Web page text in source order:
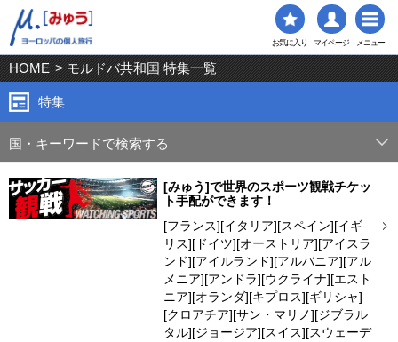
お気に入り マイページ メニュー
HOME > モルドバ共和国 特集一覧
特集
国・キーワードで検索する
[みゅう]で世界のスポーツ観戦チケッ
ト手配ができます！
[フランス][イタリア][スペイン][イギ
リス][ドイツ][オーストリア][アイスラ
ンド][アイルランド][アルバニア][アル
メニア][アンドラ][ウクライナ][エスト
ニア][オランダ][キプロス][ギリシャ]
[クロアチア][サン・マリノ][ジブラル
タル][ジョージア][スイス][スウェーデ